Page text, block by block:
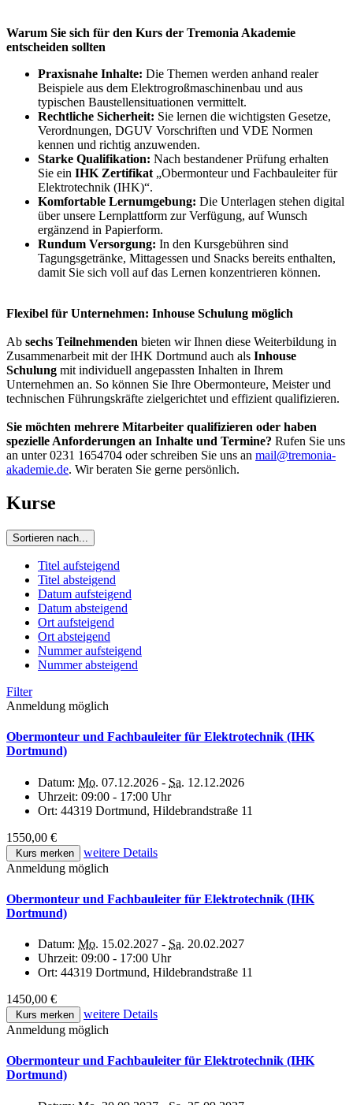
Warum Sie sich für den Kurs der Tremonia Akademie
entscheiden sollten
Praxisnahe Inhalte: Die Themen werden anhand realer
Beispiele aus dem Elektrogroßmaschinenbau und aus
typischen Baustellensituationen vermittelt.
Rechtliche Sicherheit: Sie lernen die wichtigsten Gesetze,
Verordnungen, DGUV Vorschriften und VDE Normen
kennen und richtig anzuwenden.
Starke Qualifikation: Nach bestandener Prüfung erhalten
Sie ein IHK Zertifikat „Obermonteur und Fachbauleiter für
Elektrotechnik (IHK)“.
Komfortable Lernumgebung: Die Unterlagen stehen digital
über unsere Lernplattform zur Verfügung, auf Wunsch
ergänzend in Papierform.
Rundum Versorgung: In den Kursgebühren sind
Tagungsgetränke, Mittagessen und Snacks bereits enthalten,
damit Sie sich voll auf das Lernen konzentrieren können.
Flexibel für Unternehmen: Inhouse Schulung möglich
Ab sechs Teilnehmenden bieten wir Ihnen diese Weiterbildung in
Zusammenarbeit mit der IHK Dortmund auch als Inhouse
Schulung mit individuell angepassten Inhalten in Ihrem
Unternehmen an. So können Sie Ihre Obermonteure, Meister und
technischen Führungskräfte zielgerichtet und effizient qualifizieren.
Sie möchten mehrere Mitarbeiter qualifizieren oder haben
spezielle Anforderungen an Inhalte und Termine? Rufen Sie uns
an unter 0231 1654704 oder schreiben Sie uns an mail@tremonia-
akademie.de. Wir beraten Sie gerne persönlich.
Kurse
Sortieren nach...
Titel aufsteigend
Titel absteigend
Datum aufsteigend
Datum absteigend
Ort aufsteigend
Ort absteigend
Nummer aufsteigend
Nummer absteigend
Filter
Anmeldung möglich
Obermonteur und Fachbauleiter für Elektrotechnik (IHK
Dortmund)
Datum: Mo. 07.12.2026 - Sa. 12.12.2026
Uhrzeit: 09:00 - 17:00 Uhr
Ort: 44319 Dortmund, Hildebrandstraße 11
1550,00 €
Kurs merken
weitere Details
Anmeldung möglich
Obermonteur und Fachbauleiter für Elektrotechnik (IHK
Dortmund)
Datum: Mo. 15.02.2027 - Sa. 20.02.2027
Uhrzeit: 09:00 - 17:00 Uhr
Ort: 44319 Dortmund, Hildebrandstraße 11
1450,00 €
Kurs merken
weitere Details
Anmeldung möglich
Obermonteur und Fachbauleiter für Elektrotechnik (IHK
Dortmund)